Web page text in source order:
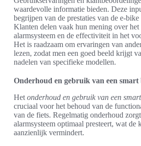
waardevolle informatie bieden. Deze
begrijpen van de prestaties van de e-
Klanten delen vaak hun mening over het
alarmsysteem en de effectiviteit in het
Het is raadzaam om ervaringen van
lezen, zodat men een goed beeld krijgt
nadelen van specifieke modellen.
Onderhoud en gebruik van een
Het onderhoud en gebruik van een
cruciaal voor het behoud van de
van de fiets. Regelmatig onderhoud
alarmsysteem optimaal presteert, wat de
aanzienlijk vermindert.